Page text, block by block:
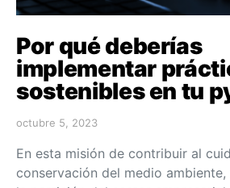
Por qué deberías
implementar
sostenibles en tu
octubre 5, 2023
En esta misión de contribuir al
conservación del medio ambiente,